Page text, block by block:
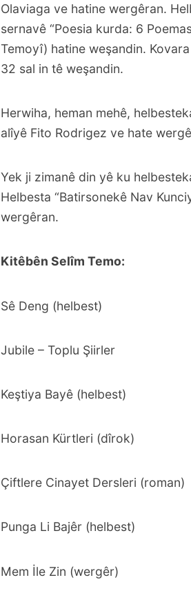
Olaviaga ve hatine wergêran.
sernavê “Poesia kurda: 6
Temoyî) hatine weşandin. Kovara
32 sal in tê weşandin.
Herwiha, heman mehê,
alîyê Fito Rodrigez ve hate
Yek ji zimanê din yê ku
Helbesta “Batirsonekê Nav
wergêran.
Kitêbên Selîm Temo:
Sê Deng (helbest)
Jubile – Toplu Şiirler
Keştiya Bayê (helbest)
Horasan Kürtleri (dîrok)
Çiftlere Cinayet Dersleri (roman)
Punga Li Bajêr (helbest)
Mem İle Zin (wergêr)